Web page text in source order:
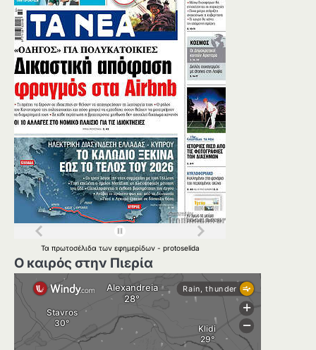
Τα πρωτοσέλιδα των εφημερίδων - protoselida
Ο καιρός στην Πιερία